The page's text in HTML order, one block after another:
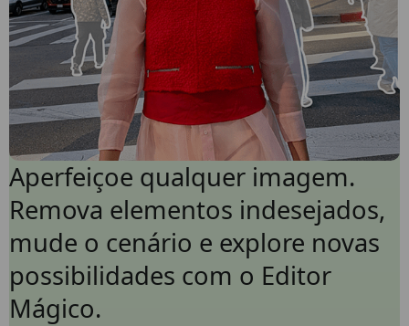
Aperfeiçoe qualquer imagem.
Remova elementos indesejados,
mude o cenário e explore novas
possibilidades com o Editor
Mágico.